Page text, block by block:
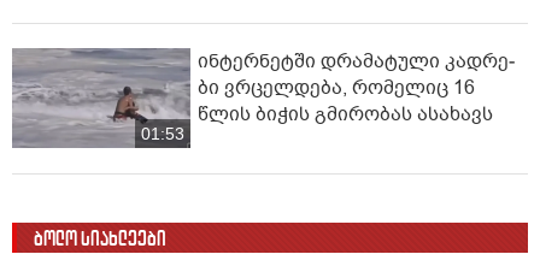
01:53
ინ­ტერ­ნეტ­ში დრა­მა­ტუ­ლი კად­რე­
ბი ვრცელდება, რომელიც 16
წლის ბიჭის გმირობას ასახავს
ბოლო სიახლეები